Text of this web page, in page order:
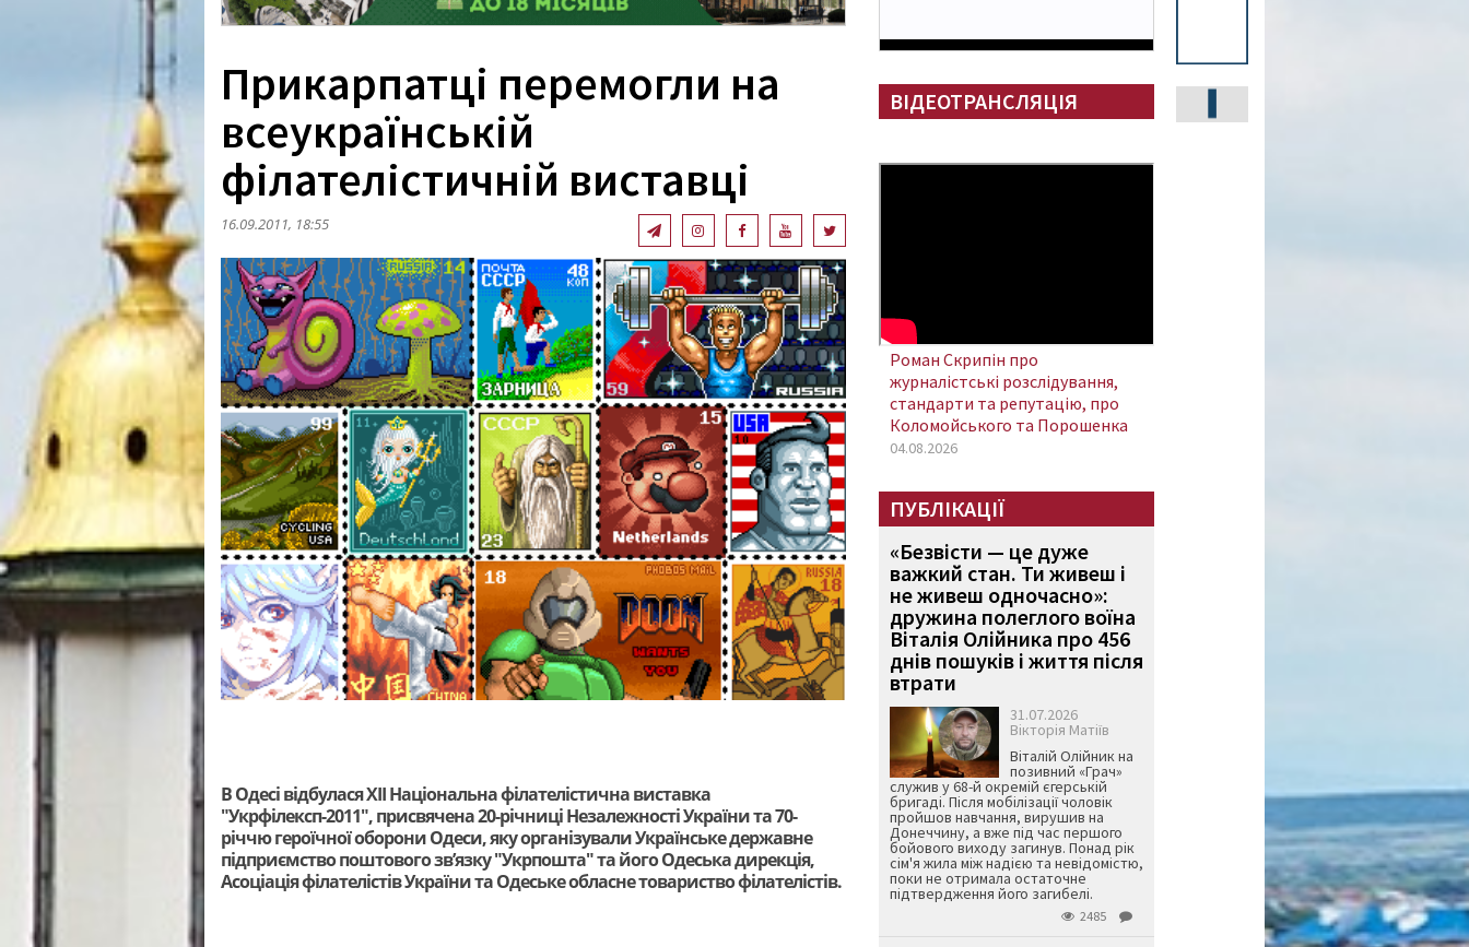
Прикарпатці перемогли на
всеукраїнській
філателістичній виставці
16.09.2011, 18:55
В Одесі відбулася XII Національна філателістична виставка
"Укрфілексп-2011", присвячена 20-річниці Незалежності України та 70-
річчю героїчної оборони Одеси, яку організували Українське державне
підприємство поштового зв’язку "Укрпошта" та його Одеська дирекція,
Асоціація філателістів України та Одеське обласне товариство філателістів.
ВІДЕОТРАНСЛЯЦІЯ
Роман Скрипін про
журналістські розслідування,
стандарти та репутацію, про
Коломойського та Порошенка
04.08.2026
ПУБЛІКАЦІЇ
«Безвісти — це дуже
важкий стан. Ти живеш і
не живеш одночасно»:
дружина полеглого воїна
Віталія Олійника про 456
днів пошуків і життя після
втрати
31.07.2026
Вікторія Матіїв
Віталій Олійник на
позивний «Грач»
служив у 68-й окремій єгерській
бригаді. Після мобілізації чоловік
пройшов навчання, вирушив на
Донеччину, а вже під час першого
бойового виходу загинув. Понад рік
сім'я жила між надією та невідомістю,
поки не отримала остаточне
підтвердження його загибелі.
2485